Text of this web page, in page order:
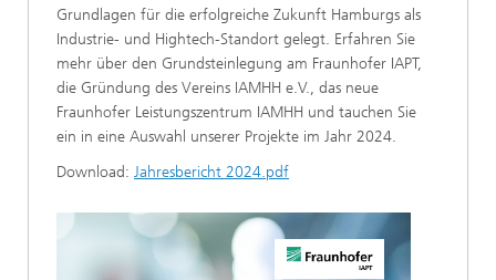
Grundlagen für die erfolgreiche Zukunft Hamburgs als
Industrie- und Hightech-Standort gelegt. Erfahren Sie
mehr über den Grundsteinlegung am Fraunhofer IAPT,
die Gründung des Vereins IAMHH e.V., das neue
Fraunhofer Leistungszentrum IAMHH und tauchen Sie
ein in eine Auswahl unserer Projekte im Jahr 2024.
Download: Jahresbericht 2024.pdf